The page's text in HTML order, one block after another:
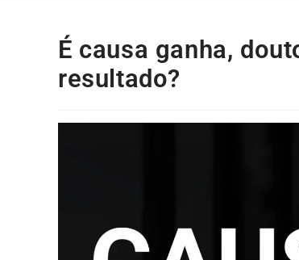
É causa ganha,
resultado?